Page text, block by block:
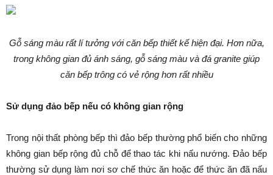
Gỗ sáng màu rất lí tưởng với căn bếp thiết kế hiện đại. Hơn nữa,
trong không gian đủ ánh sáng, gỗ sáng màu và đá granite giúp
căn bếp trông có vẻ rộng hơn rất nhiều
Sử dụng đảo bếp nếu có không gian rộng
Trong nội thất phòng bếp thì đảo bếp thường phổ biến cho những
không gian bếp rộng đủ chỗ để thao tác khi nấu nướng. Đảo bếp
thường sử dụng làm nơi sơ chế thức ăn hoặc để thức ăn đã nấu